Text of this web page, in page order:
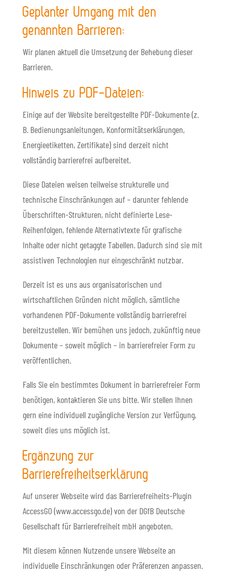
Geplanter Umgang mit den
genannten Barrieren:
Wir planen aktuell die Umsetzung der Behebung dieser
Barrieren.
Hinweis zu PDF-Dateien:
Einige auf der Website bereitgestellte PDF-Dokumente (z.
B. Bedienungsanleitungen, Konformitätserklärungen,
Energieetiketten, Zertifikate) sind derzeit nicht
vollständig barrierefrei aufbereitet.
Diese Dateien weisen teilweise strukturelle und
technische Einschränkungen auf – darunter fehlende
Überschriften-Strukturen, nicht definierte Lese-
Reihenfolgen, fehlende Alternativtexte für grafische
Inhalte oder nicht getaggte Tabellen. Dadurch sind sie mit
assistiven Technologien nur eingeschränkt nutzbar.
Derzeit ist es uns aus organisatorischen und
wirtschaftlichen Gründen nicht möglich, sämtliche
vorhandenen PDF-Dokumente vollständig barrierefrei
bereitzustellen. Wir bemühen uns jedoch, zukünftig neue
Dokumente – soweit möglich – in barrierefreier Form zu
veröffentlichen.
Falls Sie ein bestimmtes Dokument in barrierefreier Form
benötigen, kontaktieren Sie uns bitte. Wir stellen Ihnen
gern eine individuell zugängliche Version zur Verfügung,
soweit dies uns möglich ist.
Ergänzung zur
Barrierefreiheitserklärung
Auf unserer Webseite wird das Barrierefreiheits-Plugin
AccessGO (www.accessgo.de) von der DGfB Deutsche
Gesellschaft für Barrierefreiheit mbH angeboten.
Mit diesem können Nutzende unsere Webseite an
individuelle Einschränkungen oder Präferenzen anpassen.